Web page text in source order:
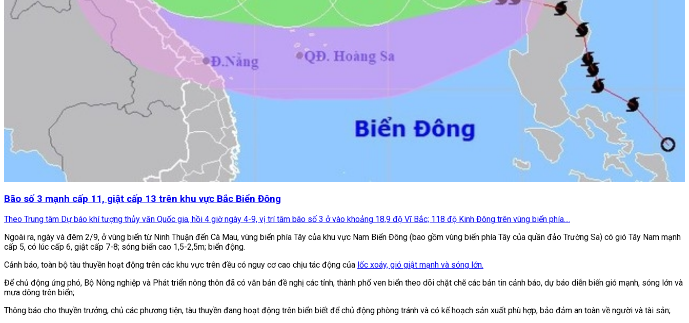
Bão số 3 mạnh cấp 11, giật cấp 13 trên khu vực Bắc Biển Đông
Theo Trung tâm Dự báo khí tượng thủy văn Quốc gia, hồi 4 giờ ngày 4-9, vị trí tâm bão số 3 ở vào khoảng 18,9 độ Vĩ Bắc; 118 độ Kinh Đông trên vùng biển phía....
Ngoài ra, ngày và đêm 2/9, ở vùng biển từ Ninh Thuận đến Cà Mau, vùng biển phía Tây của khu vực Nam Biển Đông (bao gồm vùng biển phía Tây của quần đảo Trường Sa) có gió Tây Nam mạnh
cấp 5, có lúc cấp 6, giật cấp 7-8; sóng biển cao 1,5-2,5m; biển động.
Cảnh báo, toàn bộ tàu thuyền hoạt động trên các khu vực trên đều có nguy cơ cao chịu tác động của lốc xoáy, gió giật mạnh và sóng lớn.
Để chủ động ứng phó, Bộ Nông nghiệp và Phát triển nông thôn đã có văn bản đề nghị các tỉnh, thành phố ven biển theo dõi chặt chẽ các bản tin cảnh báo, dự báo diễn biến gió mạnh, sóng lớn và
mưa dông trên biển;
Thông báo cho thuyền trưởng, chủ các phương tiện, tàu thuyền đang hoạt động trên biển biết để chủ động phòng tránh và có kế hoạch sản xuất phù hợp, bảo đảm an toàn về người và tài sản;